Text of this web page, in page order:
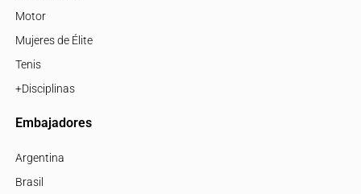
Motor
Mujeres de Élite
Tenis
+Disciplinas
Embajadores
Argentina
Brasil